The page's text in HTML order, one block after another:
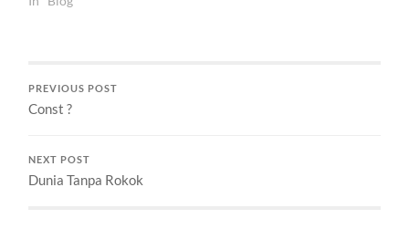
PREVIOUS POST
Const ?
NEXT POST
Dunia Tanpa Rokok